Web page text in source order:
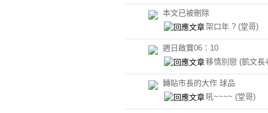
本文已被刪除
架口年 ? (堂哥)
週日啟寶06：10
移情別戀 (凱文長
轉貼市長的大作 球品
吼~~~~ (堂哥)